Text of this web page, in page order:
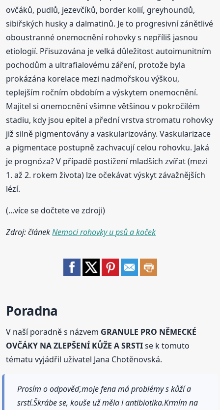
ovčáků, pudlů, jezevčíků, border kolií, greyhoundů,
sibiřských husky a dalmatinů. Je to progresivní zánětlivé
oboustranné onemocnění rohovky s nepříliš jasnou
etiologií. Přisuzována je velká důležitost autoimunitním
pochodům a ultrafialovému záření, protože byla
prokázána korelace mezi nadmořskou výškou,
teplejším ročním obdobím a výskytem onemocnění.
Majitel si onemocnění všimne většinou v pokročilém
stadiu, kdy jsou epitel a přední vrstva stromatu rohovky
již silně pigmentovány a vaskularizovány. Vaskularizace
a pigmentace postupně zachvacují celou rohovku. Jaká
je prognóza? V případě postižení mladších zvířat (mezi
1. až 2. rokem života) lze očekávat výskyt závažnějších
lézí.
(...více se dočtete ve zdroji)
Zdroj: článekNemoci rohovky u psů a koček
Poradna
V naší poradně s názvem GRANULE PRO NĚMECKÉ
OVČÁKY NA ZLEPŠENÍ KŮŽE A SRSTIse k tomuto
tématu vyjádřil uživatel Jana Chotěnovská.
Prosím o odpověď,moje fena má problémy s kůží a
srstí.Škrábe se, kouše už měla i antibiotika.Krmím na